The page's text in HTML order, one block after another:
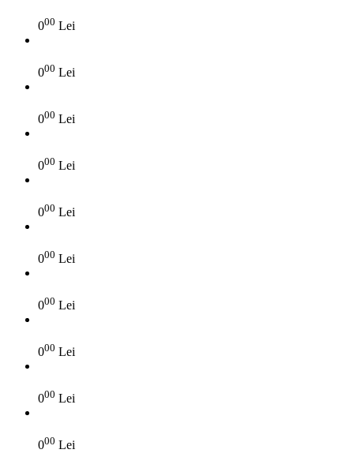
000 Lei
000 Lei
000 Lei
000 Lei
000 Lei
000 Lei
000 Lei
000 Lei
000 Lei
000 Lei